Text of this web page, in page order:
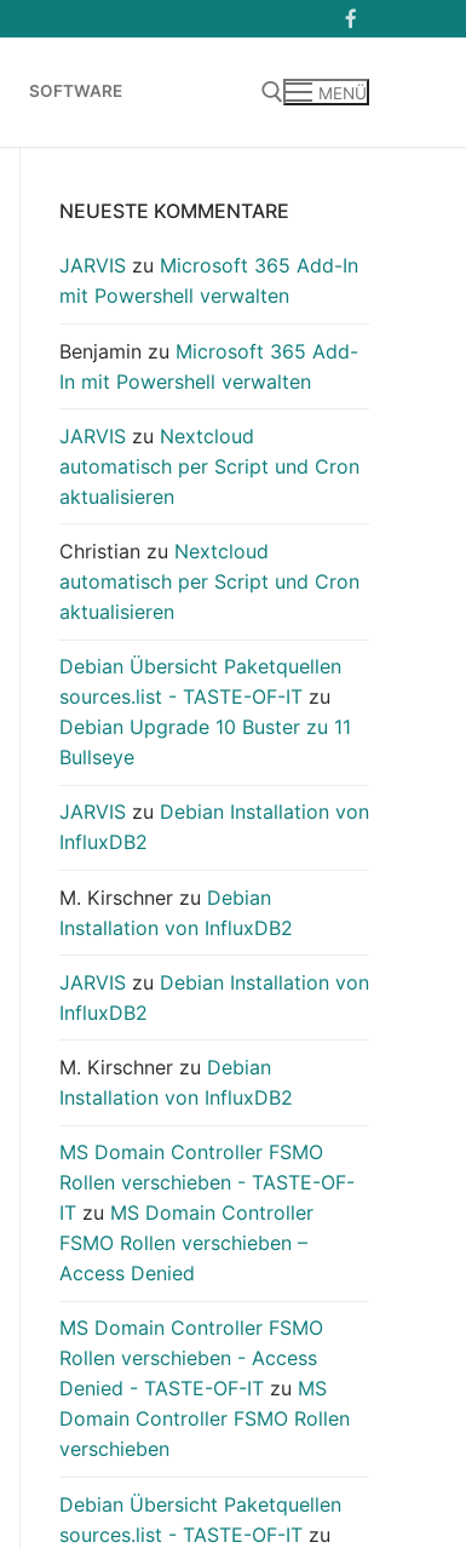
SOFTWARE MENÜ
NEUESTE KOMMENTARE
JARVIS zu Microsoft 365 Add-In
mit Powershell verwalten
Benjamin zu Microsoft 365 Add-
In mit Powershell verwalten
JARVIS zu Nextcloud
automatisch per Script und Cron
aktualisieren
Christian zu Nextcloud
automatisch per Script und Cron
aktualisieren
Debian Übersicht Paketquellen
sources.list - TASTE-OF-IT zu
Debian Upgrade 10 Buster zu 11
Bullseye
JARVIS zu Debian Installation von
InfluxDB2
M. Kirschner zu Debian
Installation von InfluxDB2
JARVIS zu Debian Installation von
InfluxDB2
M. Kirschner zu Debian
Installation von InfluxDB2
MS Domain Controller FSMO
Rollen verschieben - TASTE-OF-
IT zu MS Domain Controller
FSMO Rollen verschieben –
Access Denied
MS Domain Controller FSMO
Rollen verschieben - Access
Denied - TASTE-OF-IT zu MS
Domain Controller FSMO Rollen
verschieben
Debian Übersicht Paketquellen
sources.list - TASTE-OF-IT zu